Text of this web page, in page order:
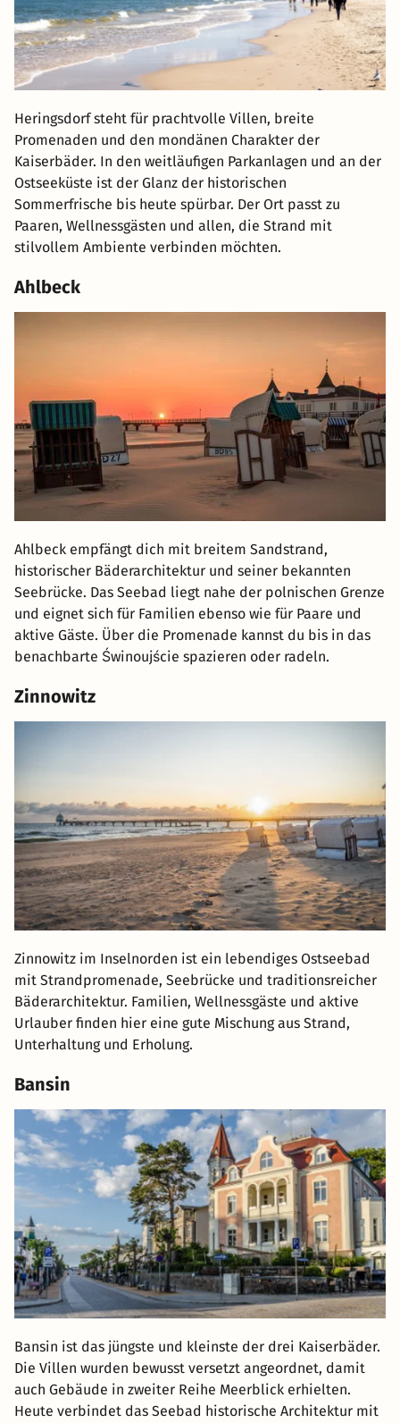
Heringsdorf steht für prachtvolle Villen, breite
Promenaden und den mondänen Charakter der
Kaiserbäder. In den weitläufigen Parkanlagen und an der
Ostseeküste ist der Glanz der historischen
Sommerfrische bis heute spürbar. Der Ort passt zu
Paaren, Wellnessgästen und allen, die Strand mit
stilvollem Ambiente verbinden möchten.
Ahlbeck
Ahlbeck empfängt dich mit breitem Sandstrand,
historischer Bäderarchitektur und seiner bekannten
Seebrücke. Das Seebad liegt nahe der polnischen Grenze
und eignet sich für Familien ebenso wie für Paare und
aktive Gäste. Über die Promenade kannst du bis in das
benachbarte Świnoujście spazieren oder radeln.
Zinnowitz
Zinnowitz im Inselnorden ist ein lebendiges Ostseebad
mit Strandpromenade, Seebrücke und traditionsreicher
Bäderarchitektur. Familien, Wellnessgäste und aktive
Urlauber finden hier eine gute Mischung aus Strand,
Unterhaltung und Erholung.
Bansin
Bansin ist das jüngste und kleinste der drei Kaiserbäder.
Die Villen wurden bewusst versetzt angeordnet, damit
auch Gebäude in zweiter Reihe Meerblick erhielten.
Heute verbindet das Seebad historische Architektur mit